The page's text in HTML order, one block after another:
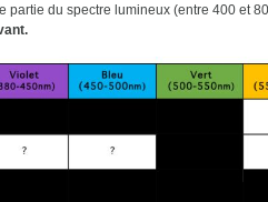
partie du spectre lumineux (entre 400 et